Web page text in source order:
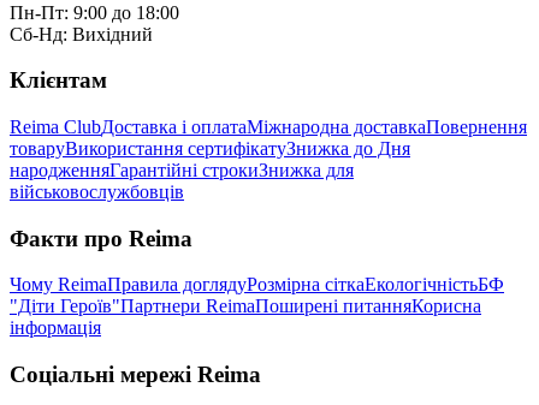
Пн-Пт: 9:00 до 18:00
Сб-Нд: Вихідний
Клієнтам
Reima ClubДоставка і оплатаМіжнародна доставкаПовернення
товаруВикористання сертифікатуЗнижка до Дня
народженняГарантійні строкиЗнижка для
військовослужбовців
Факти про Reima
Чому ReimaПравила доглядуРозмірна сіткаЕкологічністьБФ
"Діти Героїв"Партнери ReimaПоширені питанняКорисна
інформація
Соціальні мережі Reima